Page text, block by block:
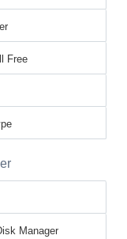
Free
Manager